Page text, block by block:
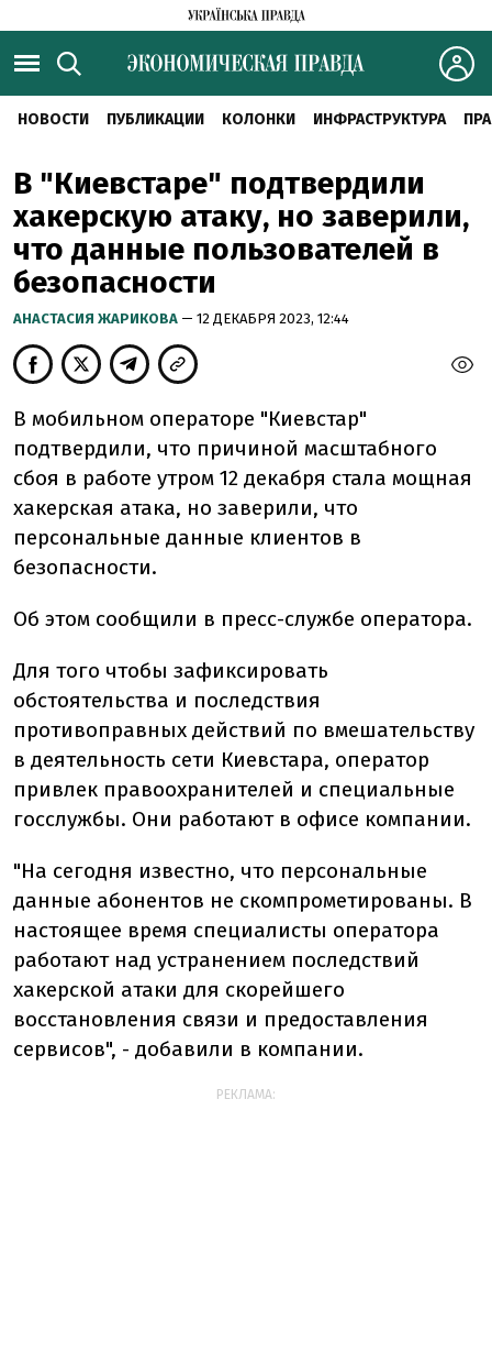
НОВОСТИ ПУБЛИКАЦИИ КОЛОНКИ ИНФРАСТРУКТУРА
В "Киевстаре" подтвердили
хакерскую атаку, но заверили,
что данные пользователей в
безопасности
АНАСТАСИЯ ЖАРИКОВА — 12 ДЕКАБРЯ 2023, 12:44
В мобильном операторе "Киевстар"
подтвердили, что причиной масштабного
сбоя в работе утром 12 декабря стала мощная
хакерская атака, но заверили, что
персональные данные клиентов в
безопасности.
Об этом сообщили в пресс-службе оператора.
Для того чтобы зафиксировать
обстоятельства и последствия
противоправных действий по вмешательству
в деятельность сети Киевстара, оператор
привлек правоохранителей и специальные
госслужбы. Они работают в офисе компании.
"На сегодня известно, что персональные
данные абонентов не скомпрометированы. В
настоящее время специалисты оператора
работают над устранением последствий
хакерской атаки для скорейшего
восстановления связи и предоставления
сервисов", - добавили в компании.
РЕКЛАМА: